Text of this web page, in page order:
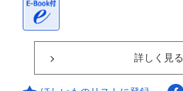
詳しく見る